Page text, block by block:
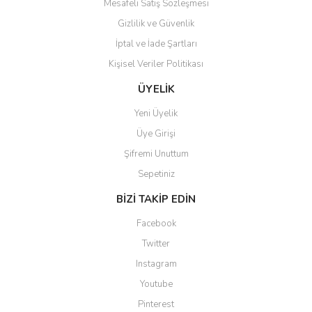
Gönder
Mesafeli Satış Sözleşmesi
Gizlilik ve Güvenlik
İptal ve İade Şartları
Kişisel Veriler Politikası
ÜYELİK
Yeni Üyelik
Üye Girişi
Şifremi Unuttum
Sepetiniz
BİZİ TAKİP EDİN
Facebook
Twitter
Instagram
Youtube
Pinterest